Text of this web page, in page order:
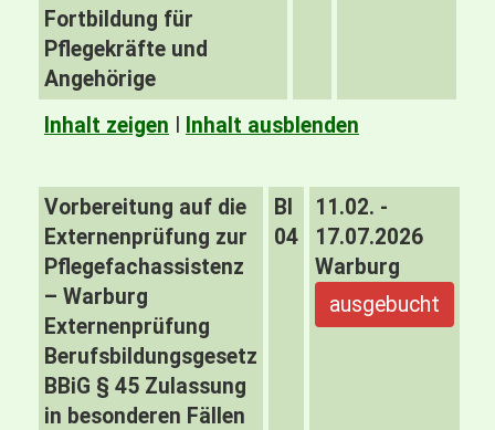
Fortbildung für
Pflegekräfte und
Angehörige
Inhalt zeigen Inhalt ausblenden
Vorbereitung auf die
Externenprüfung zur
Pflegefachassistenz
– Warburg
Externenprüfung
Berufsbildungsgesetz
BBiG § 45 Zulassung
in besonderen Fällen
BI
04
11.02. -
17.07.2026
Warburg
ausgebucht